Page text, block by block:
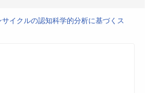
イクルの認知科学的分析に基づくス